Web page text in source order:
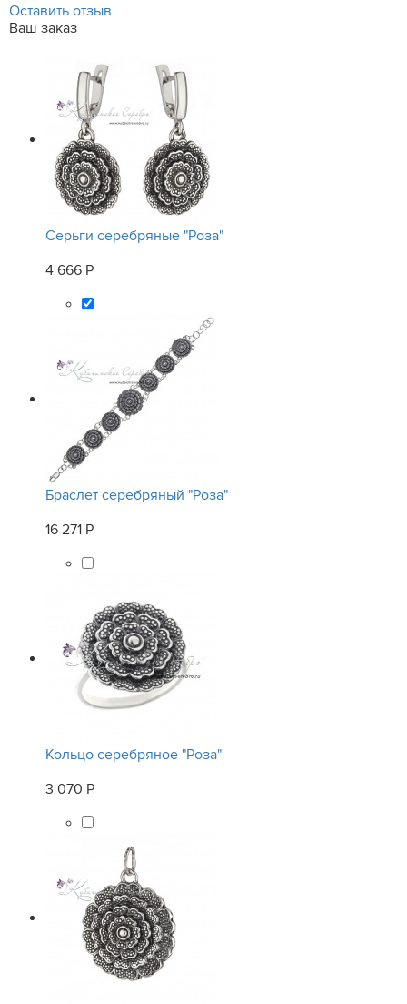
Оставить отзыв
Ваш заказ
Серьги серебряные "Роза"
4 666 Р
Браслет серебряный "Роза"
16 271 Р
Кольцо серебряное "Роза"
3 070 Р